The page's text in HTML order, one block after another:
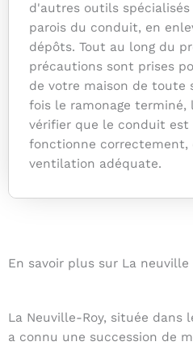
d'autres outils
parois du conduit, en
dépôts. Tout au long du
précautions sont prises
de votre maison de toute
fois le ramonage terminé,
vérifier que le conduit est
fonctionne correctement,
ventilation adéquate.
En savoir plus sur La neuville
La Neuville-Roy, située dans
a connu une succession de